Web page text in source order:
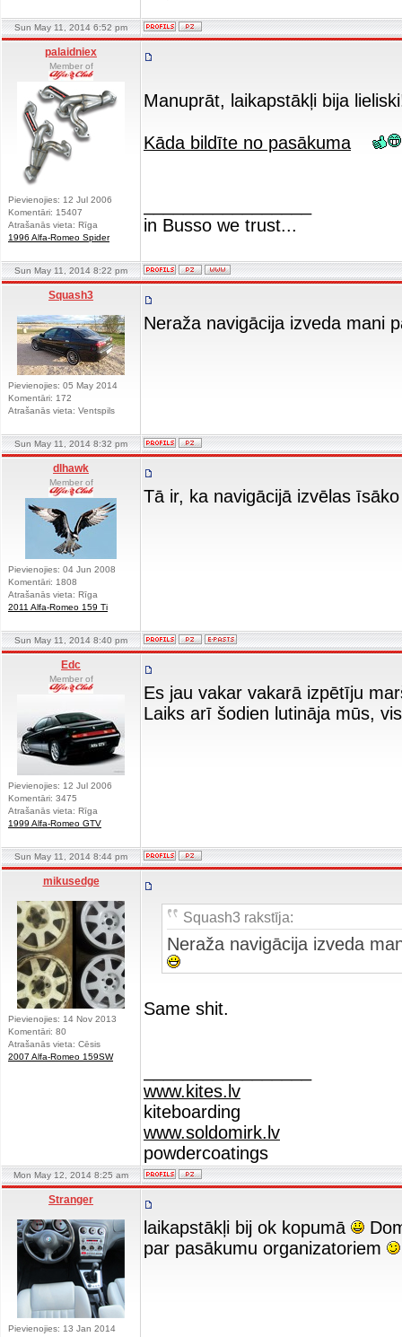
Sun May 11, 2014 6:52 pm
palaidniex
Member of
Pievienojies: 12 Jul 2006
Komentāri: 15407
Atrašanās vieta: Rīga
1996 Alfa-Romeo Spider
Manuprāt, laikapstākļi bija
Kāda bildīte no pasākuma
in Busso we trust...
Sun May 11, 2014 8:22 pm
Squash3
Pievienojies: 05 May 2014
Komentāri: 172
Atrašanās vieta: Ventspils
Neraža navigācija izveda mani
Sun May 11, 2014 8:32 pm
dlhawk
Member of
Pievienojies: 04 Jun 2008
Komentāri: 1808
Atrašanās vieta: Rīga
2011 Alfa-Romeo 159 Ti
Tā ir, ka navigācijā izvēlas
Sun May 11, 2014 8:40 pm
Edc
Member of
Pievienojies: 12 Jul 2006
Komentāri: 3475
Atrašanās vieta: Rīga
1999 Alfa-Romeo GTV
Es jau vakar vakarā izpētīju
Laiks arī šodien lutināja mūs,
Sun May 11, 2014 8:44 pm
mikusedge
Pievienojies: 14 Nov 2013
Komentāri: 80
Atrašanās vieta: Cēsis
2007 Alfa-Romeo 159SW
Squash3 rakstīja:
Neraža navigācija izveda
Same shit.
www.kites.lv
kiteboarding
www.soldomirk.lv
powdercoatings
Mon May 12, 2014 8:25 am
Stranger
Pievienojies: 13 Jan 2014
laikapstākļi bij ok kopumā
par pasākumu organizatoriem